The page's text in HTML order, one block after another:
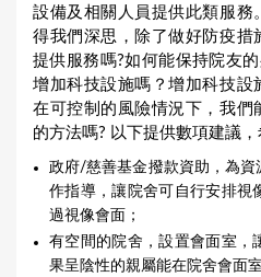
設備及相關人員提供此類服務
得我們深思，除了做好防疫措
提供服務嗎?如何能保持院友
增加科技設施嗎？增加科技設
在可控制的風險情況下，我們
的方法嗎? 以下提供數項建議
政府/慈善基金撥款資助，為
作指導，讓院舍可自行安排視
過視像會面；
有空間的院舍，設置會面室，
果呈陰性的親屬能在院舍會面